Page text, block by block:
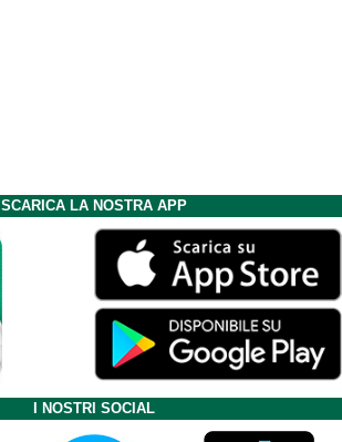
SCARICA LA NOSTRA APP
I NOSTRI SOCIAL